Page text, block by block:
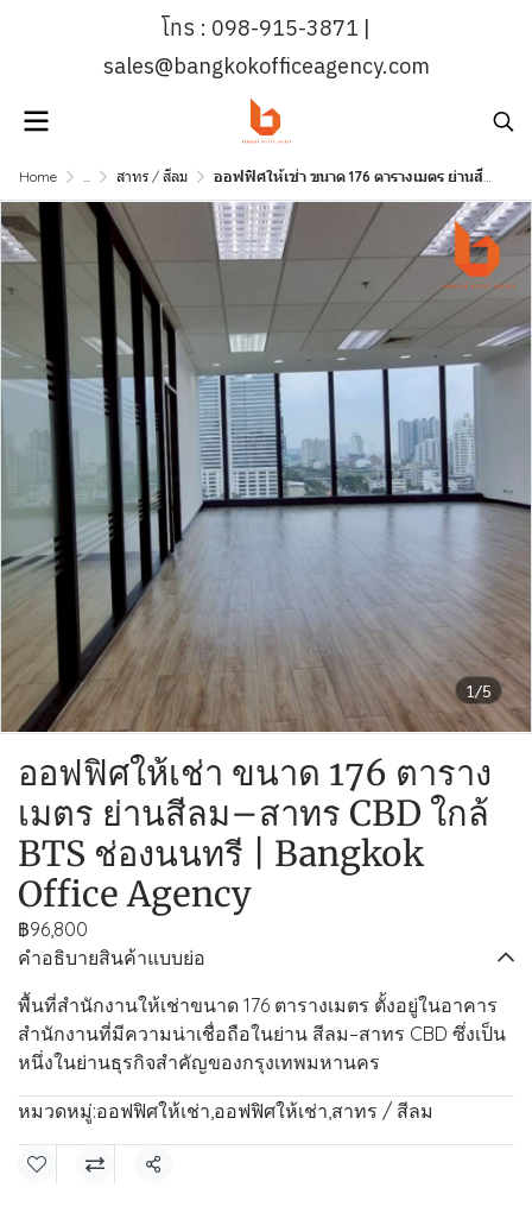
โทร : 098-915-3871 |
sales@bangkokofficeagency.com
Home ... สาทร / สีลม ออฟฟิศให้เช่า ขนาด 176 ตารางเมตร ย่านสีลม–สาทร CBD ใกล้ BTS ช่องนนทรี | Bangkok Office Agency
1/5
ออฟฟิศให้เช่า ขนาด 176 ตาราง
เมตร ย่านสีลม–สาทร CBD ใกล้
BTS ช่องนนทรี | Bangkok
Office Agency
฿96,800
คำอธิบายสินค้าแบบย่อ
พื้นที่สำนักงานให้เช่าขนาด 176 ตารางเมตร ตั้งอยู่ในอาคาร
สำนักงานที่มีความน่าเชื่อถือในย่าน สีลม–สาทร CBD ซึ่งเป็น
หนึ่งในย่านธุรกิจสำคัญของกรุงเทพมหานคร
หมวดหมู่:ออฟฟิศให้เช่า,ออฟฟิศให้เช่า,สาทร / สีลม
แชร์